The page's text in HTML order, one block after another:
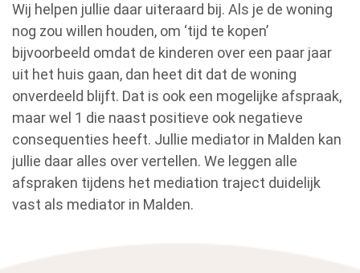
Wij helpen jullie daar uiteraard bij. Als je de woning
nog zou willen houden, om ‘tijd te kopen’
bijvoorbeeld omdat de kinderen over een paar jaar
uit het huis gaan, dan heet dit dat de woning
onverdeeld blijft. Dat is ook een mogelijke afspraak,
maar wel 1 die naast positieve ook negatieve
consequenties heeft. Jullie mediator in Malden kan
jullie daar alles over vertellen. We leggen alle
afspraken tijdens het mediation traject duidelijk
vast als mediator in Malden.